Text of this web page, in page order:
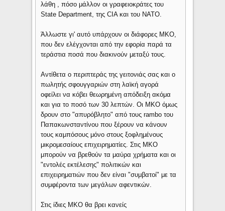
λάθη , πόσο μάλλον οι γραφειοκράτες του
State Department, της CIA και του ΝΑΤΟ.
Άλλωστε γι' αυτό υπάρχουν οι διάφορες ΜΚΟ,
που δεν ελέγχονται από την εφορία παρά τα
τεράστια ποσά που διακινούν μεταξύ τους.
Αντίθετα ο περιπτεράς της γειτονιάς σας και ο
πωλητής σφουγγαριών στη λαϊκή αγορά
οφείλει να κόβει θεωρημένη απόδειξη ακόμα
και για το ποσό των 30 λεπτών. Οι ΜΚΟ όμως
δρουν στο "απυρόβλητο" από τους rambo του
Παπακωνσταντίνου που ξέρουν να κάνουν
τους καμπόσους μόνο στους ξοφλημένους
μικρομεσαίους επιχειρηματίες. Στις ΜΚΟ
μπορούν να βρεθούν τα μαύρα χρήματα και οι
"εντολές εκτέλεσης" πολιτικών και
επιχειρηματιών που δεν είναι "συμβατοί" με τα
συμφέροντα των μεγάλων αφεντικών.
Στις ίδιες ΜΚΟ θα βρει κανείς